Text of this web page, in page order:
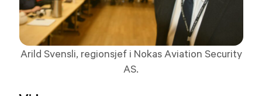
Arild Svensli, regionsjef i Nokas Aviation Security
AS.